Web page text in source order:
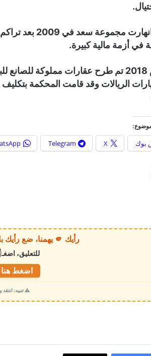
في أزمة مالية كبيرة.
وفي عام 2018 تم طرح عقارات مملوكة
الريالات وقد قامت المحكمة
بوك X
Telegram
رأيك 🫵 يهمنا، ضع رأيك بالخبر أو الموقع بكل وضوح وصراحة!
للتعليق،
اضغط هنا
⚠️ تنبيه: